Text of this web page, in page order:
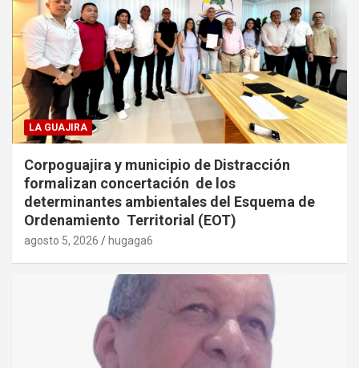
LA GUAJIRA
Corpoguajira y municipio de Distracción
formalizan concertación de los
determinantes ambientales del Esquema de
Ordenamiento Territorial (EOT)
agosto 5, 2026 hugaga6